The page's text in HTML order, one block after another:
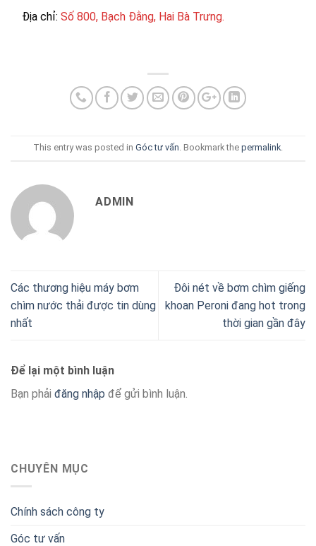
Địa chỉ: Số 800, Bạch Đằng, Hai Bà Trưng.
This entry was posted in Góc tư vấn. Bookmark the permalink.
ADMIN
Các thương hiệu máy bơm
chìm nước thải được tin dùng
nhất
Đôi nét về bơm chìm giếng
khoan Peroni đang hot trong
thời gian gần đây
Để lại một bình luận
Bạn phải đăng nhập để gửi bình luận.
CHUYÊN MỤC
Chính sách công ty
Góc tư vấn